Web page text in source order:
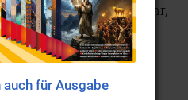
zählen nicht mehr,
Leistung.
für Ausgabe